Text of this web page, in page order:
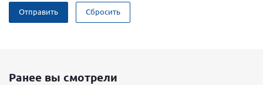
Отправить Сбросить
Ранее вы смотрели